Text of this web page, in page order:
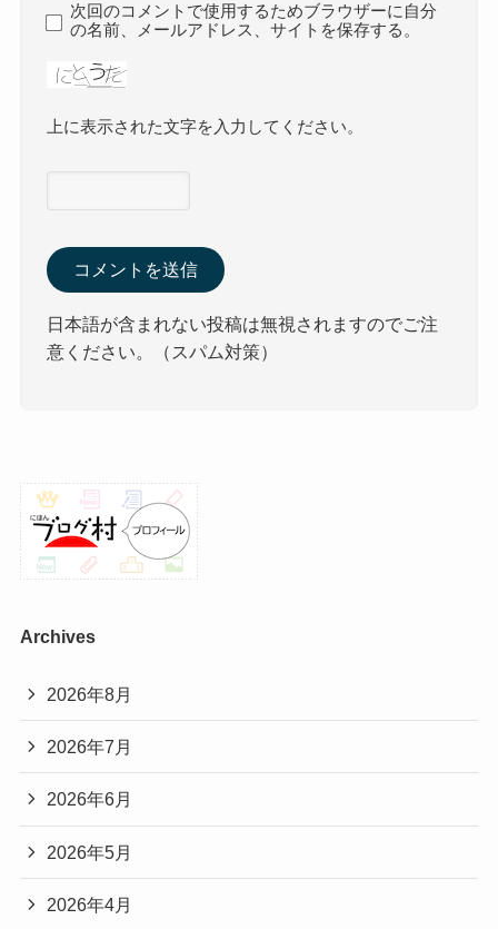
次回のコメントで使用するためブラウザーに自分
の名前、メールアドレス、サイトを保存する。
上に表示された文字を入力してください。
日本語が含まれない投稿は無視されますのでご注
意ください。（スパム対策）
Archives
2026年8月
2026年7月
2026年6月
2026年5月
2026年4月